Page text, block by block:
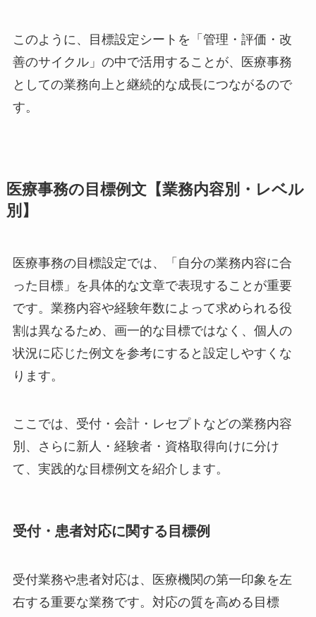
このように、目標設定シートを「管理・評価・改
善のサイクル」の中で活用することが、医療事務
としての業務向上と継続的な成長につながるので
す。
医療事務の目標例文【業務内容別・レベル
別】
医療事務の目標設定では、「自分の業務内容に合
った目標」を具体的な文章で表現することが重要
です。業務内容や経験年数によって求められる役
割は異なるため、画一的な目標ではなく、個人の
状況に応じた例文を参考にすると設定しやすくな
ります。
ここでは、受付・会計・レセプトなどの業務内容
別、さらに新人・経験者・資格取得向けに分け
て、実践的な目標例文を紹介します。
受付・患者対応に関する目標例
受付業務や患者対応は、医療機関の第一印象を左
右する重要な業務です。対応の質を高める目標